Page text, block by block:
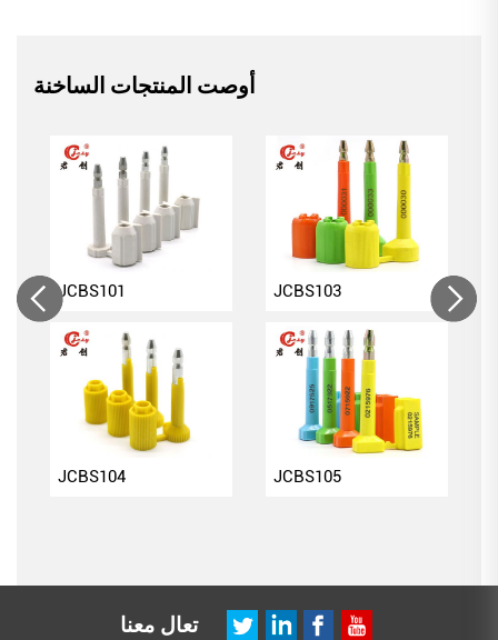
أوصت المنتجات الساخنة
JCBS101 JCBS103
JCBS104 JCBS105
تعال معنا